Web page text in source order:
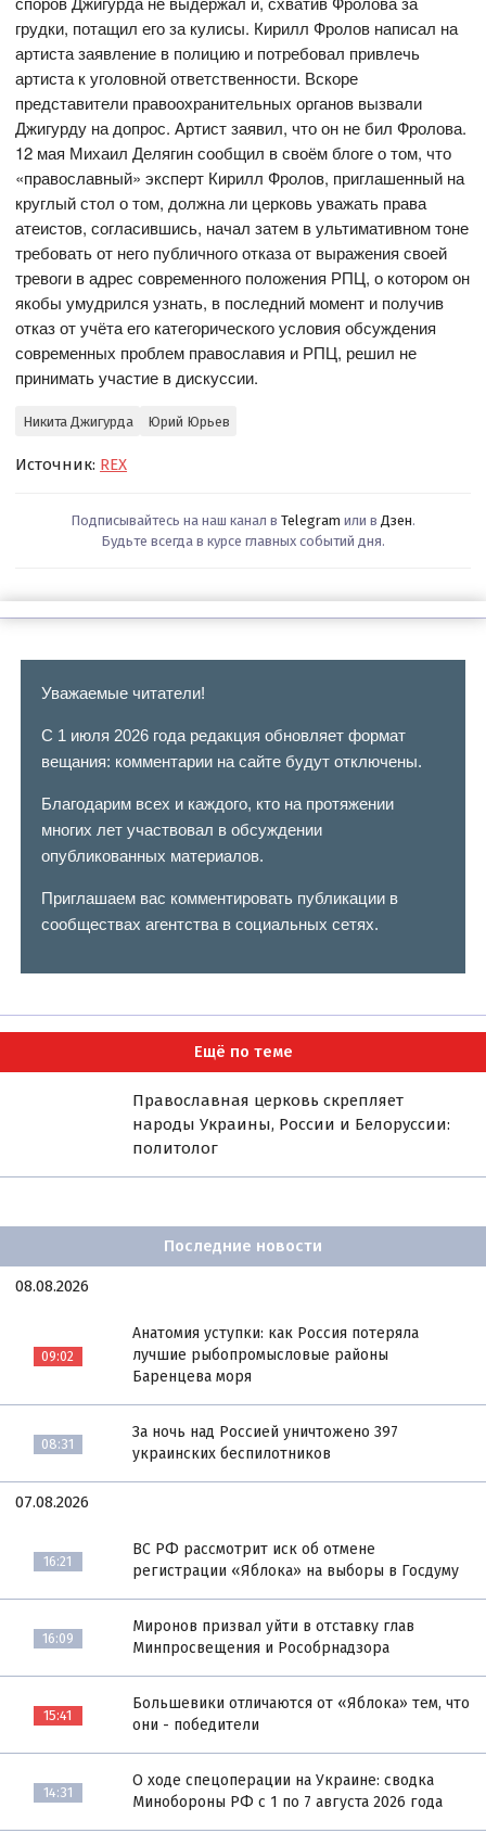
грудки, потащил его за кулисы. Кирилл Фролов написал на
артиста заявление в полицию и потребовал привлечь
артиста к уголовной ответственности. Вскоре
представители правоохранительных органов вызвали
Джигурду на допрос. Артист заявил, что он не бил Фролова.
12 мая Михаил Делягин сообщил в своём блоге о том, что
«православный» эксперт Кирилл Фролов, приглашенный на
круглый стол о том, должна ли церковь уважать права
атеистов, согласившись, начал затем в ультимативном тоне
требовать от него публичного отказа от выражения своей
тревоги в адрес современного положения РПЦ, о котором он
якобы умудрился узнать, в последний момент и получив
отказ от учёта его категорического условия обсуждения
современных проблем православия и РПЦ, решил не
принимать участие в дискуссии.
Никита Джигурда Юрий Юрьев
Источник: REX
Подписывайтесь на наш канал в Telegram или в Дзен.
Будьте всегда в курсе главных событий дня.
Уважаемые читатели!
С 1 июля 2026 года редакция обновляет формат
вещания: комментарии на сайте будут отключены.
Благодарим всех и каждого, кто на протяжении
многих лет участвовал в обсуждении
опубликованных материалов.
Приглашаем вас комментировать публикации в
сообществах агентства в социальных сетях.
Ещё по теме
Православная церковь скрепляет
народы Украины, России и Белоруссии:
политолог
Последние новости
08.08.2026
09:02
Анатомия уступки: как Россия потеряла
лучшие рыбопромысловые районы
Баренцева моря
08:31
За ночь над Россией уничтожено 397
украинских беспилотников
07.08.2026
16:21
ВС РФ рассмотрит иск об отмене
регистрации «Яблока» на выборы в Госдуму
16:09
Миронов призвал уйти в отставку глав
Минпросвещения и Рособрнадзора
15:41
Большевики отличаются от «Яблока» тем, что
они - победители
14:31
О ходе спецоперации на Украине: сводка
Минобороны РФ с 1 по 7 августа 2026 года